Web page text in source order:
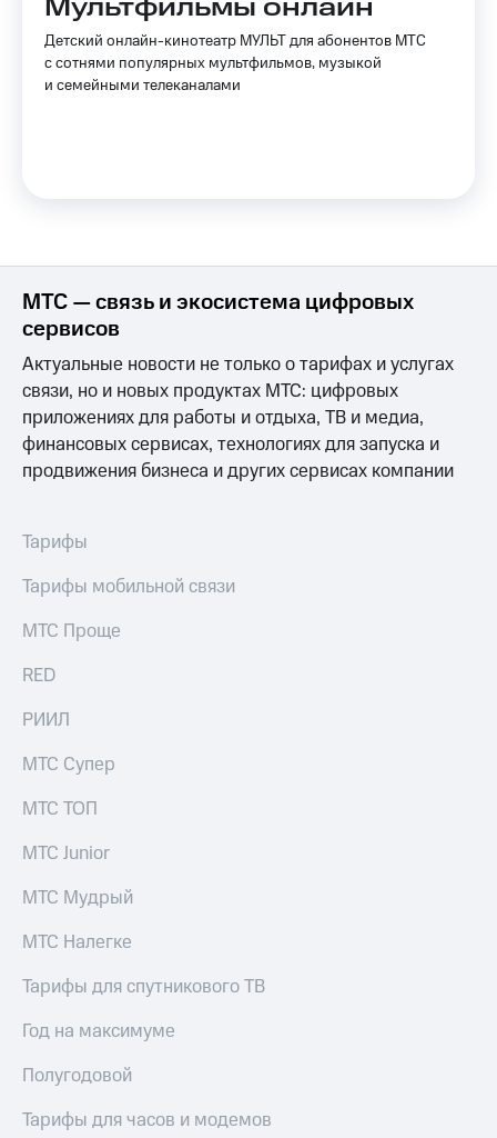
Мультфильмы онлайн
Детский онлайн-кинотеатр МУЛЬТ для абонентов МТС
с сотнями популярных мультфильмов, музыкой
и семейными телеканалами
МТС — связь и экосистема цифровых
сервисов
Актуальные новости не только о тарифах и услугах
связи, но и новых продуктах МТС: цифровых
приложениях для работы и отдыха, ТВ и медиа,
финансовых сервисах, технологиях для запуска и
продвижения бизнеса и других сервисах компании
Тарифы
Тарифы мобильной связи
МТС Проще
RED
РИИЛ
МТС Супер
МТС ТОП
МТС Junior
МТС Мудрый
МТС Налегке
Тарифы для спутникового ТВ
Год на максимуме
Полугодовой
Тарифы для часов и модемов